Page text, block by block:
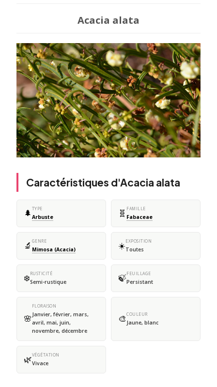
Acacia alata
Caractéristiques d'Acacia alata
🌲 TYPE
Arbuste 🧬 FAMILLE
Fabaceae
🔬 GENRE
Mimosa (Acacia) ☀️EXPOSITION
Toutes
❄️RUSTICITÉ
Semi-rustique 🍃FEUILLAGE
Persistant
🌸
FLORAISON
Janvier, février, mars,
avril, mai, juin,
novembre, décembre
🎨COULEUR
Jaune, blanc
🌿VÉGÉTATION
Vivace